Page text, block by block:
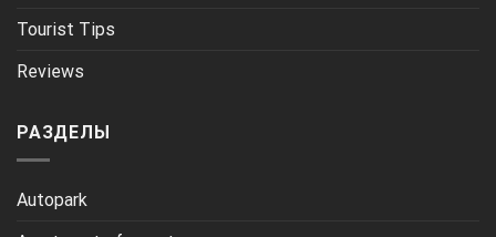
Tourist Tips
Reviews
РАЗДЕЛЫ
Autopark